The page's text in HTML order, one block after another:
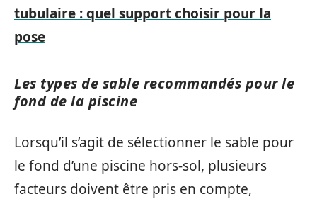
tubulaire : quel support choisir pour la
pose
Les types de sable recommandés pour le
fond de la piscine
Lorsqu’il s’agit de sélectionner le sable pour
le fond d’une piscine hors-sol, plusieurs
facteurs doivent être pris en compte,